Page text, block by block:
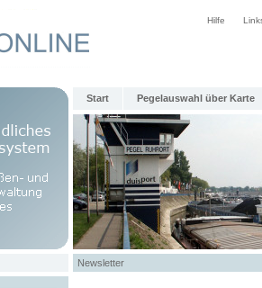
Hilfe
Start Pegelauswahl über Karte
Newsletter